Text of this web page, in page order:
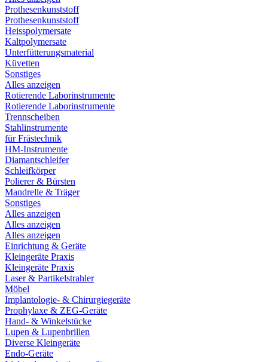
Prothesenkunststoff
Prothesenkunststoff
Heisspolymersate
Kaltpolymersate
Unterfütterungsmaterial
Küvetten
Sonstiges
Alles anzeigen
Rotierende Laborinstrumente
Rotierende Laborinstrumente
Trennscheiben
Stahlinstrumente
für Frästechnik
HM-Instrumente
Diamantschleifer
Schleifkörper
Polierer & Bürsten
Mandrelle & Träger
Sonstiges
Alles anzeigen
Alles anzeigen
Alles anzeigen
Einrichtung & Geräte
Kleingeräte Praxis
Kleingeräte Praxis
Laser & Partikelstrahler
Möbel
Implantologie- & Chirurgiegeräte
Prophylaxe & ZEG-Geräte
Hand- & Winkelstücke
Lupen & Lupenbrillen
Diverse Kleingeräte
Endo-Geräte